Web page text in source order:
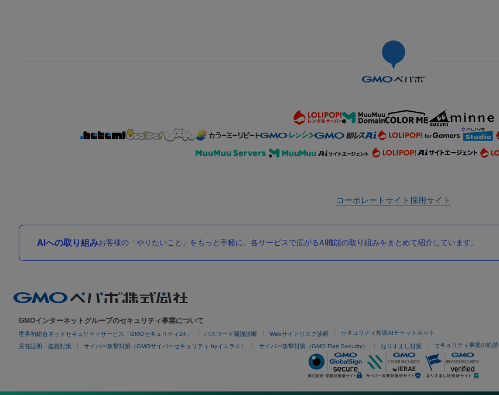
コーポレートサイト採用サイト
AIへの取り組みお客様の「やりたいこと」をもっと手軽に。各サービスで広がるAI機能の取り組みをまとめて紹介しています。
GMOインターネットグループのセキュリティ事業について
世界初総合ネットセキュリティサービス「GMOセキュリティ24」 パスワード漏洩診断 Webサイトリスク診断 セキュリティ相談AIチャットボット
実在証明・盗聴対策 サイバー攻撃対策（GMOサイバーセキュリティ byイエラエ） サイバー攻撃対策（GMO Flatt Security） なりすまし対策 セキュリティ事業の軌跡